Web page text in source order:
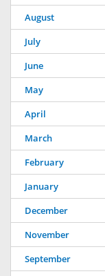
August
July
June
May
April
March
February
January
December
November
September